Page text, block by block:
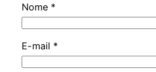
Nome *
E-mail *